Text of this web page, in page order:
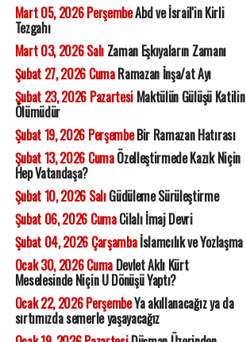
Mart 05, 2026 PerşembeAbd ve İsrail'in Kirli
Tezgahı
Mart 03, 2026 SalıZaman Eşkıyaların Zamanı
Şubat 27, 2026 CumaRamazan İnşa/at Ayı
Şubat 23, 2026 PazartesiMaktülün Gülüşü Katilin
Ölümüdür
Şubat 19, 2026 PerşembeBir Ramazan Hatırası
Şubat 13, 2026 CumaÖzelleştirmede Kazık Niçin
Hep Vatandaşa?
Şubat 10, 2026 SalıGüdüleme Sürüleştirme
Şubat 06, 2026 CumaCilalı İmaj Devri
Şubat 04, 2026 Çarşambaİslamcılık ve Yozlaşma
Ocak 30, 2026 CumaDevlet Aklı Kürt
Meselesinde Niçin U Dönüşü Yaptı?
Ocak 22, 2026 PerşembeYa akıllanacağız ya da
sırtımızda semerle yaşayacağız